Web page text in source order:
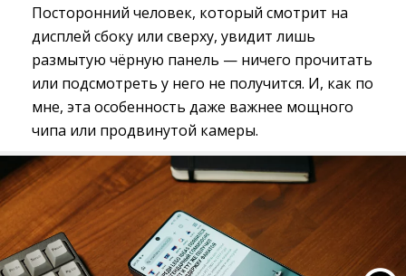
Посторонний человек, который смотрит на
дисплей сбоку или сверху, увидит лишь
размытую чёрную панель — ничего прочитать
или подсмотреть у него не получится. И, как по
мне, эта особенность даже важнее мощного
чипа или продвинутой камеры.